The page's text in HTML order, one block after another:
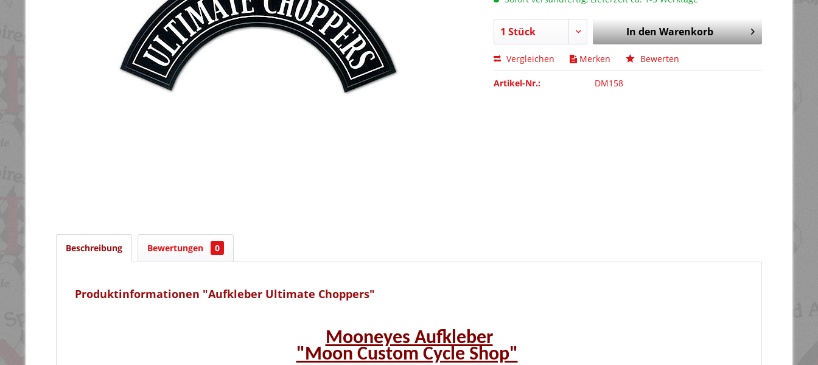
In denWarenkorb
Vergleichen Merken Bewerten
Artikel-Nr.: DM158
Beschreibung Bewertungen 0
Produktinformationen "Aufkleber Ultimate Choppers"
Mooneyes Aufkleber
"Moon Custom Cycle Shop"